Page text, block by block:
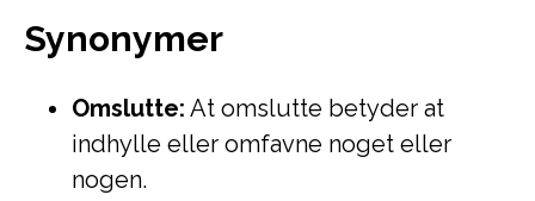
Synonymer
Omslutte: At omslutte betyder at
indhylle eller omfavne noget eller
nogen.